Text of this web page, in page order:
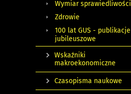
Wymiar sprawiedliwości
Zdrowie
100 lat GUS - publikacje
jubileuszowe
Wskaźniki
makroekonomiczne
Czasopisma naukowe